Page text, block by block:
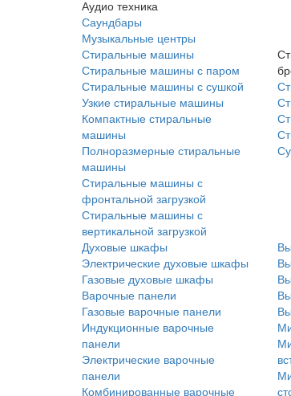
Аудио техника
Саундбары
Музыкальные центры
Стиральные машины
Стиральные машины с паром
Стиральные машины с сушкой
Узкие стиральные машины
Компактные стиральные
машины
Полноразмерные стиральные
машины
Стиральные машины с
фронтальной загрузкой
Стиральные машины с
вертикальной загрузкой
Духовые шкафы
Электрические духовые шкафы
Газовые духовые шкафы
Варочные панели
Газовые варочные панели
Индукционные варочные
панели
Электрические варочные
панели
Комбинированные варочные